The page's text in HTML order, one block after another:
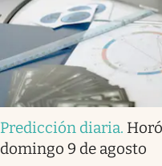
Predicción diaria.
domingo 9 de agosto